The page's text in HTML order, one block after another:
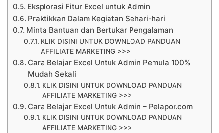
Eksplorasi Fitur Excel untuk Admin
Praktikkan Dalam Kegiatan Sehari-hari
Minta Bantuan dan Bertukar Pengalaman
KLIK DISINI UNTUK DOWNLOAD PANDUAN
AFFILIATE MARKETING >>>
Cara Belajar Excel Untuk Admin Pemula 100%
Mudah Sekali
KLIK DISINI UNTUK DOWNLOAD PANDUAN
AFFILIATE MARKETING >>>
Cara Belajar Excel Untuk Admin – Pelapor.com
KLIK DISINI UNTUK DOWNLOAD PANDUAN
AFFILIATE MARKETING >>>